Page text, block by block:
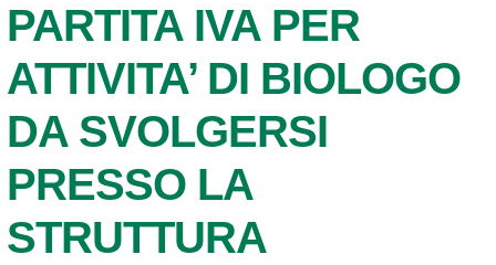
PARTITA IVA PER
ATTIVITA’ DI BIOLOGO
DA SVOLGERSI
PRESSO LA
STRUTTURA